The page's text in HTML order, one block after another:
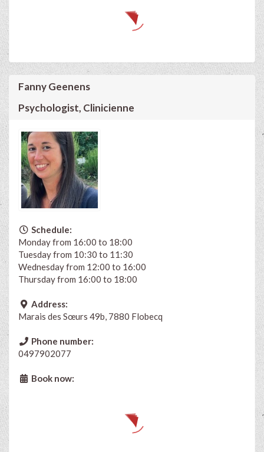
Fanny Geenens
Psychologist, Clinicienne
Schedule:
Monday from 16:00 to 18:00
Tuesday from 10:30 to 11:30
Wednesday from 12:00 to 16:00
Thursday from 16:00 to 18:00
Address:
Marais des Sœurs 49b, 7880 Flobecq
Phone number:
0497902077
Book now: